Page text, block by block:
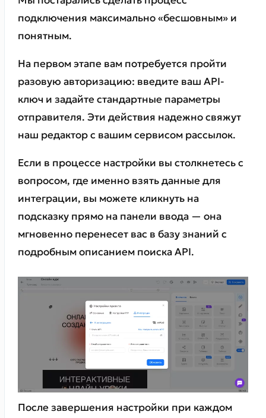
подключения максимально «бесшовным» и
понятным.
На первом этапе вам потребуется пройти
разовую авторизацию: введите ваш API-
ключ и задайте стандартные параметры
отправителя. Эти действия надежно свяжут
наш редактор с вашим сервисом рассылок.
Если в процессе настройки вы столкнетесь с
вопросом, где именно взять данные для
интеграции, вы можете кликнуть на
подсказку прямо на панели ввода — она
мгновенно перенесет вас в базу знаний с
подробным описанием поиска API.
После завершения настройки при каждом